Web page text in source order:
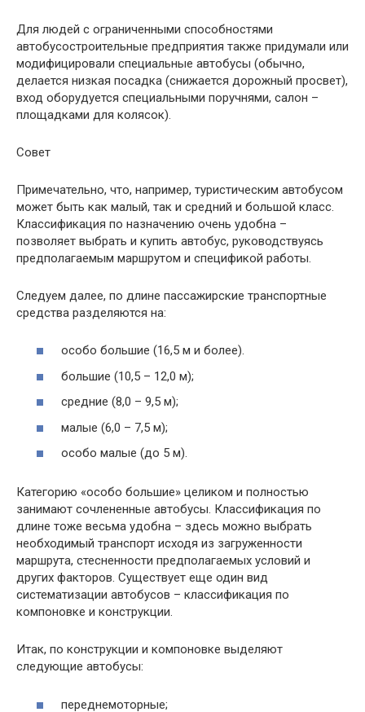
Для людей с ограниченными способностями
автобусостроительные предприятия также придумали или
модифицировали специальные автобусы (обычно,
делается низкая посадка (снижается дорожный просвет),
вход оборудуется специальными поручнями, салон –
площадками для колясок).
Совет
Примечательно, что, например, туристическим автобусом
может быть как малый, так и средний и большой класс.
Классификация по назначению очень удобна –
позволяет выбрать и купить автобус, руководствуясь
предполагаемым маршрутом и спецификой работы.
Следуем далее, по длине пассажирские транспортные
средства разделяются на:
особо большие (16,5 м и более).
большие (10,5 – 12,0 м);
средние (8,0 – 9,5 м);
малые (6,0 – 7,5 м);
особо малые (до 5 м).
Категорию «особо большие» целиком и полностью
занимают сочлененные автобусы. Классификация по
длине тоже весьма удобна – здесь можно выбрать
необходимый транспорт исходя из загруженности
маршрута, стесненности предполагаемых условий и
других факторов. Существует еще один вид
систематизации автобусов – классификация по
компоновке и конструкции.
Итак, по конструкции и компоновке выделяют
следующие автобусы:
переднемоторные;